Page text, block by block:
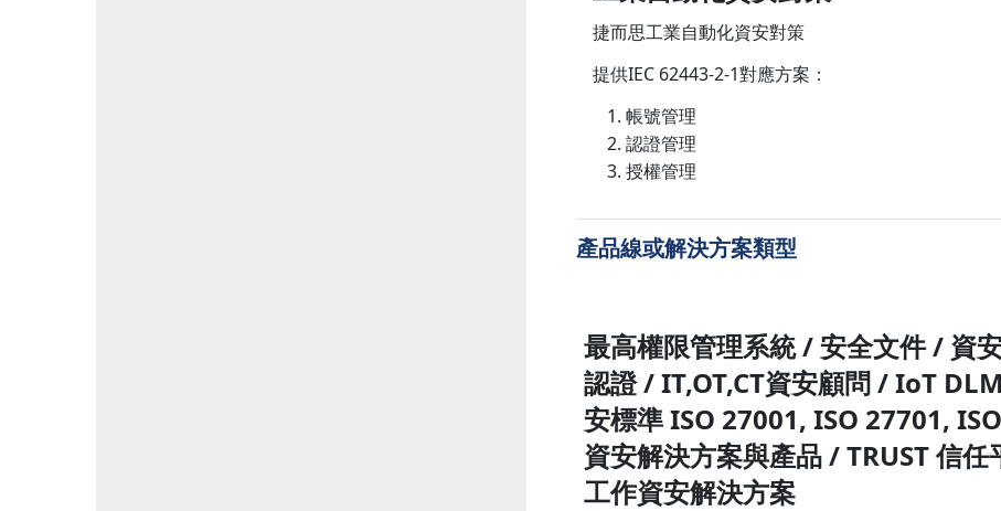
捷而思工業自動化資安對策
提供IEC 62443-2-1對應方案：
帳號管理
認證管理
授權管理
產品線或解決方案類型
最高權限管理系統 / 安全文件 / 資
認證 / IT,OT,CT資安顧問 / IoT
安標準 ISO 27001, ISO 27701,
資安解決方案與產品 / TRUST 信
工作資安解決方案